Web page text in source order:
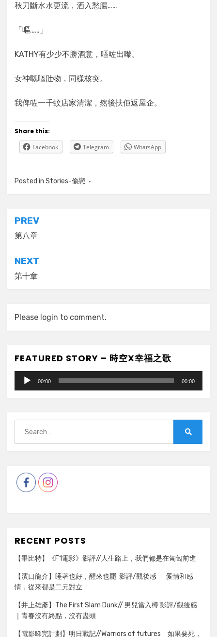
秋刀斷水水更流，酒入愁腸……
「嘔……」
KATHY有少少不勝酒意，嘔咗出嚟。
女神嘅嘔肚物，同樣核突。
我俾咗一千蚊店家清潔，然後扶佢返屋企。
Share this:
Facebook
Telegram WhatsApp
Posted in Stories-偷戀
Post
navigation
PREV
第八章
NEXT
第十章
Please login to comment.
FEATURED STORY – 時空X幸福之歌
Audio
Player
00:00 00:00
for:
RECENT POSTS
【畢比特】《F1電影》影評//人生路上，我們都是在匍匐前進
【濱口龍介】睡著也好，醒來也罷 影評/觀後感 ︳ 愛情和感
情，從來都是二元對立
【井上雄彥】The First Slam Dunk// 男兒當入樽 影評/觀後感
｜青春沒有終點，沒有盡頭
【電影睇完計劃】明日戰記//Warriors of futures︳如果要死，